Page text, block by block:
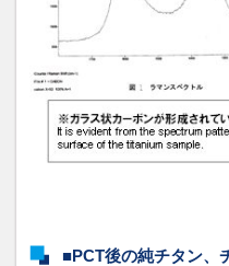
■PCT後の純チタン、